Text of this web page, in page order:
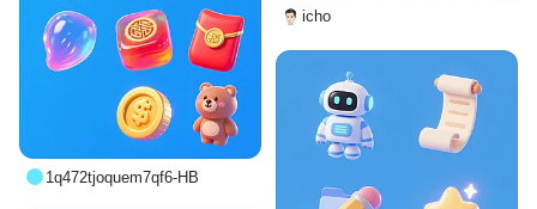
icho
1q472tjoquem7qf6-HB